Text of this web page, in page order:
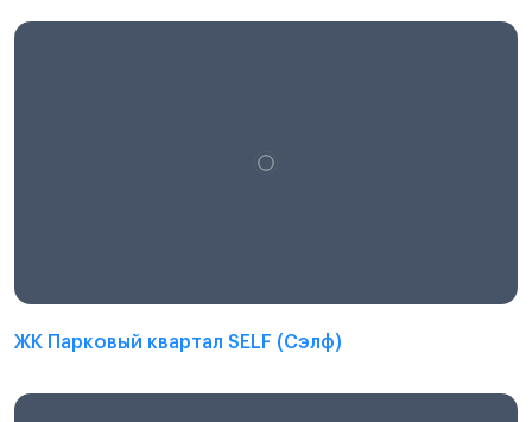
ЖК Парковый квартал SELF (Сэлф)